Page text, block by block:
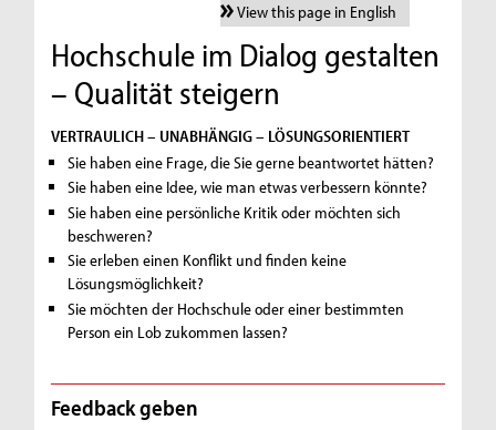
View this page in English
Hochschule im Dialog gestalten
– Qualität steigern
VERTRAULICH – UNABHÄNGIG – LÖSUNGSORIENTIERT
Sie haben eine Frage, die Sie gerne beantwortet hätten?
Sie haben eine Idee, wie man etwas verbessern könnte?
Sie haben eine persönliche Kritik oder möchten sich
beschweren?
Sie erleben einen Konflikt und finden keine
Lösungsmöglichkeit?
Sie möchten der Hochschule oder einer bestimmten
Person ein Lob zukommen lassen?
Feedback geben